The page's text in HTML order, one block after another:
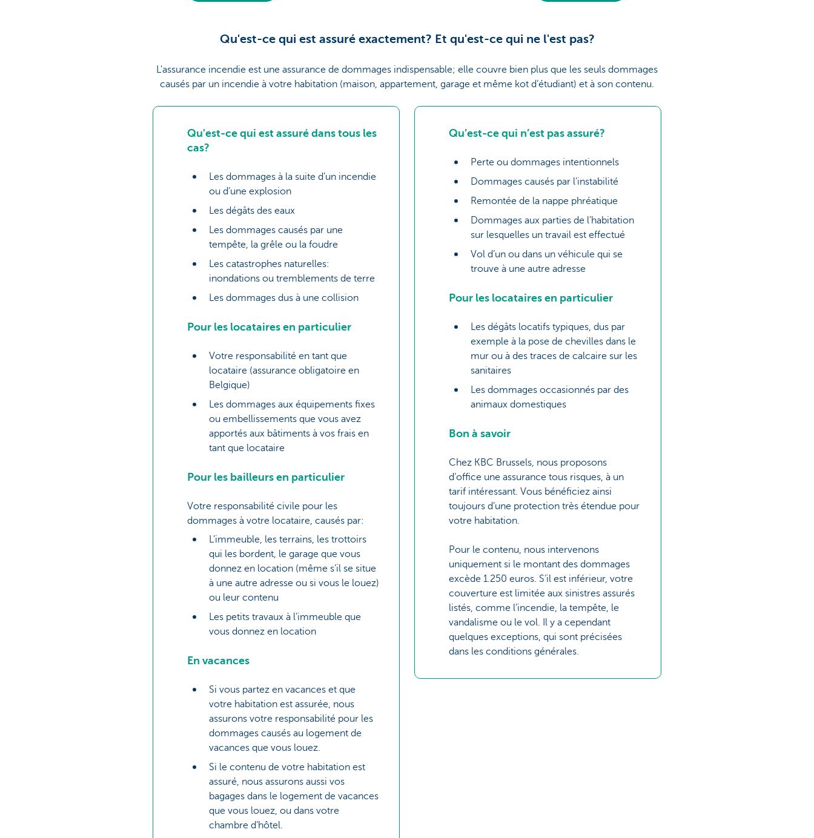
Qu'est-ce qui est assuré exactement? Et qu'est-ce qui ne l'est pas?
L'assurance incendie est une assurance de dommages indispensable; elle couvre bien plus que les seuls dommages
causés par un incendie à votre habitation (maison, appartement, garage et même kot d’étudiant) et à son contenu.
Qu'est-ce qui est assuré dans tous les
cas?
Les dommages à la suite d’un incendie
ou d’une explosion
Les dégâts des eaux
Les dommages causés par une
tempête, la grêle ou la foudre
Les catastrophes naturelles:
inondations ou tremblements de terre
Les dommages dus à une collision
Pour les locataires en particulier
Votre responsabilité en tant que
locataire (assurance obligatoire en
Belgique)
Les dommages aux équipements fixes
ou embellissements que vous avez
apportés aux bâtiments à vos frais en
tant que locataire
Pour les bailleurs en particulier
Votre responsabilité civile pour les
dommages à votre locataire, causés par:
L’immeuble, les terrains, les trottoirs
qui les bordent, le garage que vous
donnez en location (même s’il se situe
à une autre adresse ou si vous le louez)
ou leur contenu
Les petits travaux à l’immeuble que
vous donnez en location
En vacances
Si vous partez en vacances et que
votre habitation est assurée, nous
assurons votre responsabilité pour les
dommages causés au logement de
vacances que vous louez.
Si le contenu de votre habitation est
assuré, nous assurons aussi vos
bagages dans le logement de vacances
que vous louez, ou dans votre
chambre d’hôtel.
Qu’est-ce qui n’est pas assuré?
Perte ou dommages intentionnels
Dommages causés par l'instabilité
Remontée de la nappe phréatique
Dommages aux parties de l’habitation
sur lesquelles un travail est effectué
Vol d’un ou dans un véhicule qui se
trouve à une autre adresse
Pour les locataires en particulier
Les dégâts locatifs typiques, dus par
exemple à la pose de chevilles dans le
mur ou à des traces de calcaire sur les
sanitaires
Les dommages occasionnés par des
animaux domestiques
Bon à savoir
Chez KBC Brussels, nous proposons
d’office une assurance tous risques, à un
tarif intéressant. Vous bénéficiez ainsi
toujours d’une protection très étendue pour
votre habitation.
Pour le contenu, nous intervenons
uniquement si le montant des dommages
excède 1.250 euros. S’il est inférieur, votre
couverture est limitée aux sinistres assurés
listés, comme l’incendie, la tempête, le
vandalisme ou le vol. Il y a cependant
quelques exceptions, qui sont précisées
dans les conditions générales.